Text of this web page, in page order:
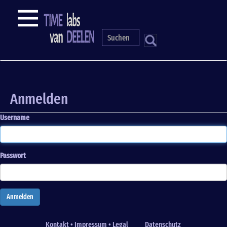
S
tabs
Anmelden Passwort zurücksetzen
NAVIGATION
Anmelden
Username
Passwort
Anmelden
Kontakt • Impressum • Legal Datenschutz